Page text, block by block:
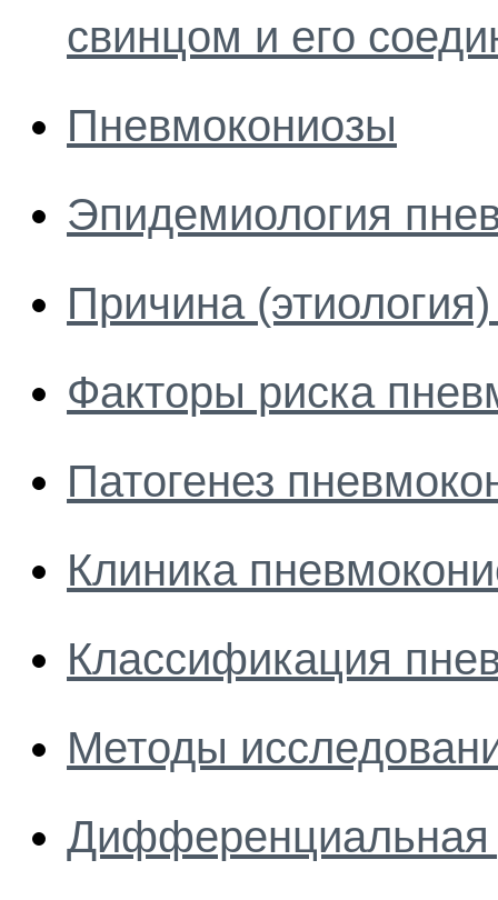
свинцом и его
Пневмокониозы
Эпидемиология
Причина
Факторы риска
Патогенез
Клиника
Классификация
Методы
Дифференциальная